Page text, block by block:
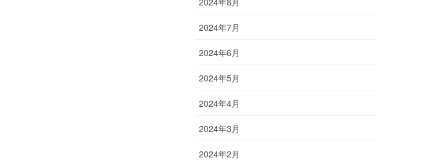
2024年7月
2024年6月
2024年5月
2024年4月
2024年3月
2024年2月